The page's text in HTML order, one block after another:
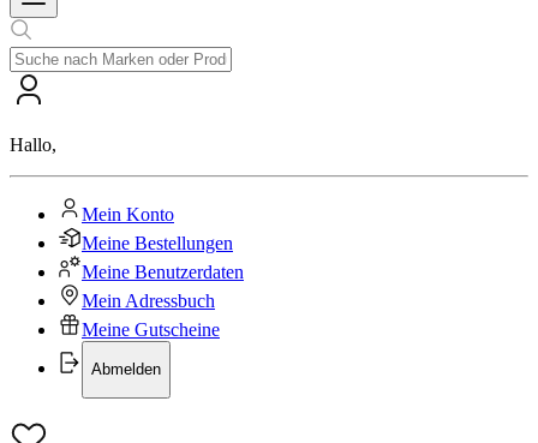
Hallo,
Mein Konto
Meine Bestellungen
Meine Benutzerdaten
Mein Adressbuch
Meine Gutscheine
Abmelden